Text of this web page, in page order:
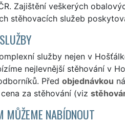
Zajištění veškerých
stěhovacích služeb
služby nejen v
nejlevnější stěhování v
Před objednávkou
za stěhování (viz
MŮŽEME NABÍDNOUT